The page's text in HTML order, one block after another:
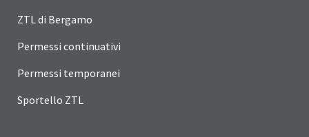
ZTL di Bergamo
Permessi continuativi
Permessi temporanei
Sportello ZTL